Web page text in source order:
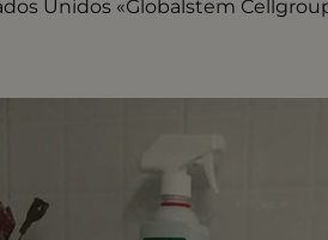
Unidos «Globalstem